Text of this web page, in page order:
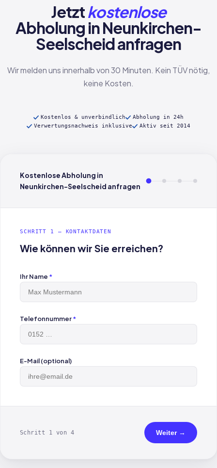
Jetztkostenlose
Abholung in Neunkirchen-
Seelscheid anfragen
Wir melden uns innerhalb von 30 Minuten. Kein TÜV nötig,
keine Kosten.
Kostenlos & unverbindlich
Abholung in 24h
Verwertungsnachweis inklusive
Aktiv seit 2014
Kostenlose Abholung in
Neunkirchen-Seelscheid anfragen
SCHRITT 1 — KONTAKTDATEN
Wie können wir Sie erreichen?
Ihr Name *
Telefonnummer*
E-Mail (optional)
Schritt 1 von 4 Weiter →